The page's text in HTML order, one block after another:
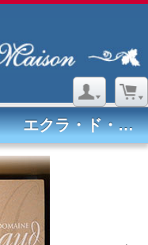
トゥレーヌ・シュノンソー エクラ・ド・シレックス白2023 ドメーヌ ミショー